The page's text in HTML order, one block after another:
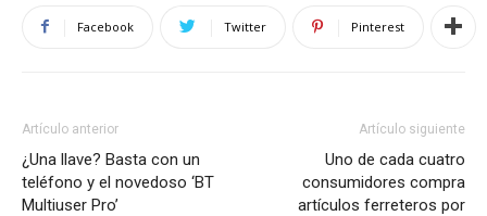
Facebook Twitter Pinterest
Artículo anterior
¿Una llave? Basta con un
teléfono y el novedoso ‘BT
Multiuser Pro’
Artículo siguiente
Uno de cada cuatro
consumidores compra
artículos ferreteros por